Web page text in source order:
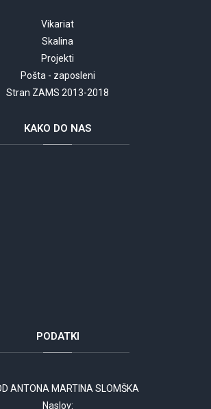
Vikariat
Skalina
Projekti
Pošta - zaposleni
Stran ZAMS 2013-2018
KAKO DO NAS
PODATKI
ANTONA MARTINA SLOMŠKA
Naslov: